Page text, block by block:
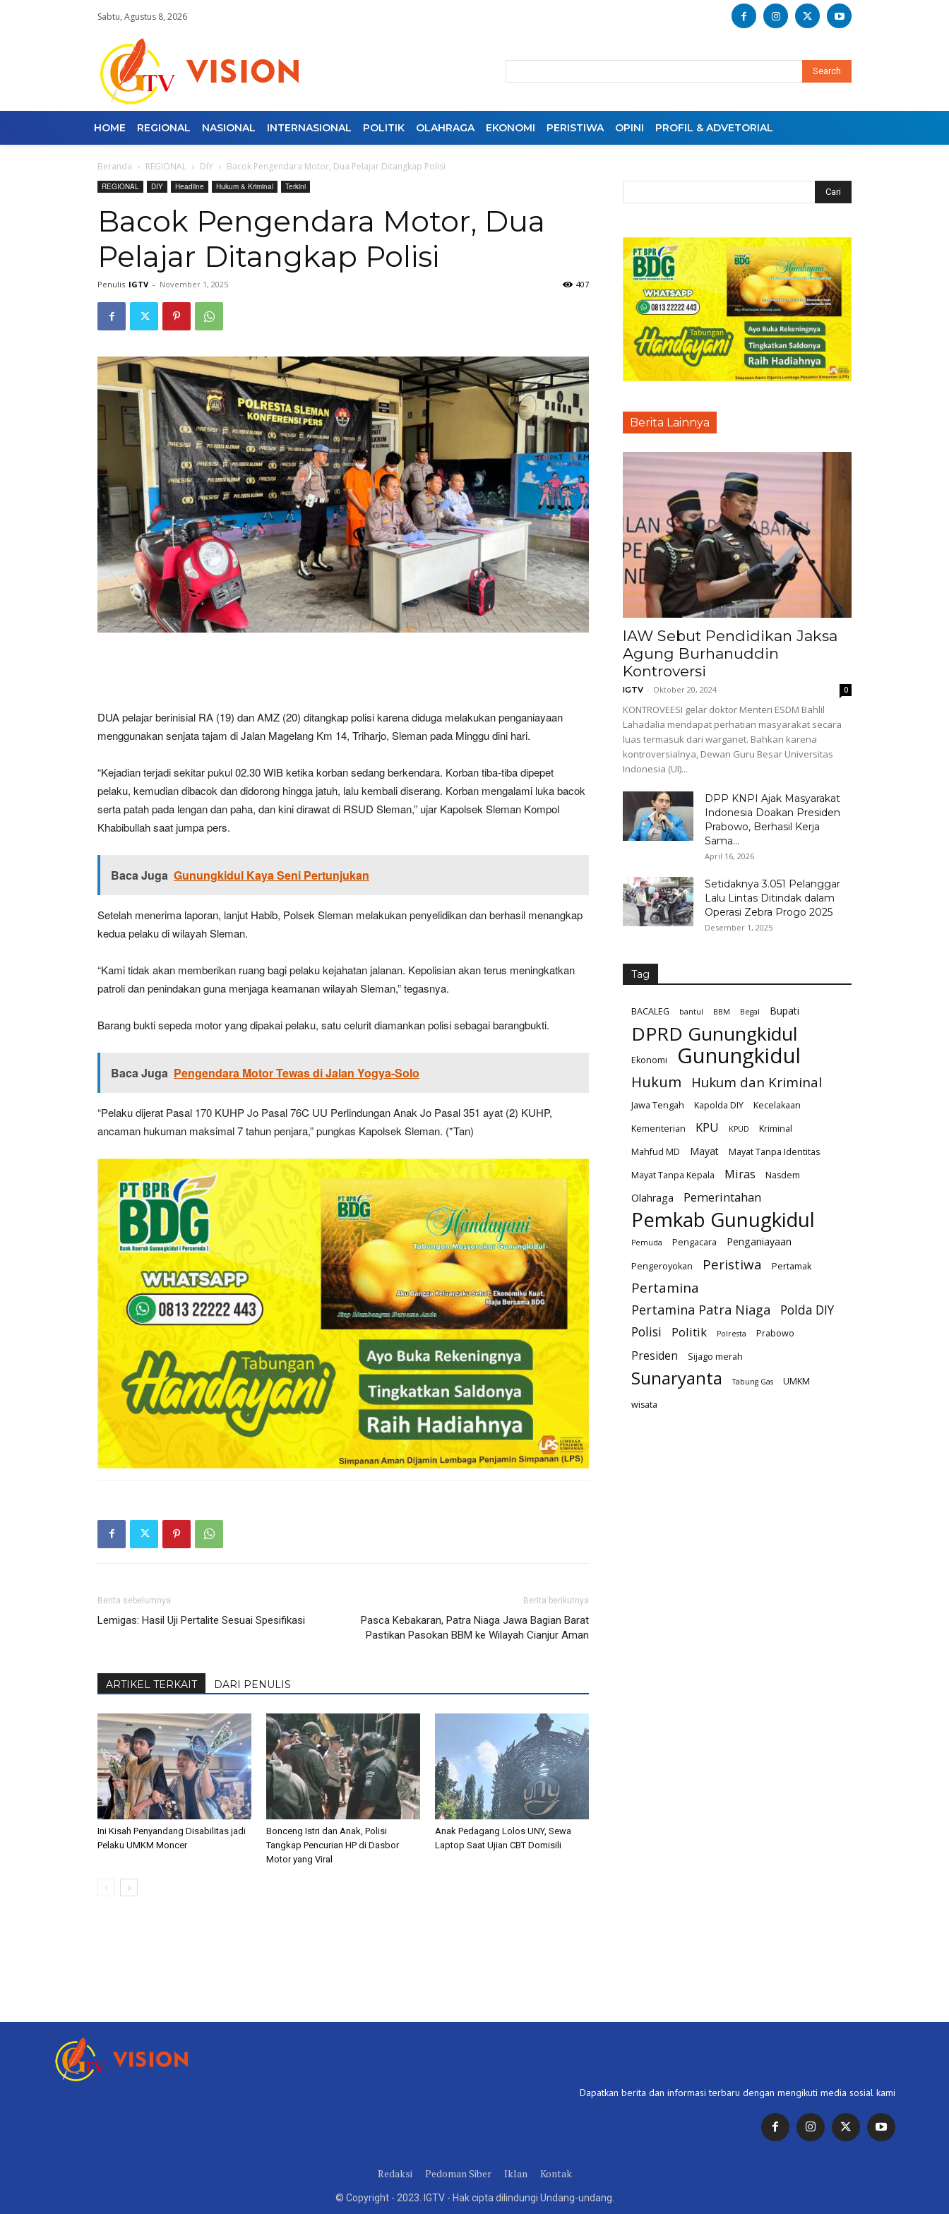
Sabtu, Agustus 8, 2026
Search
HOME REGIONAL NASIONAL INTERNASIONAL POLITIK OLAHRAGA EKONOMI PERISTIWA OPINI PROFIL & ADVETORIAL
Beranda REGIONAL DIY Bacok Pengendara Motor, Dua Pelajar Ditangkap Polisi
REGIONAL DIY Headline Hukum & Kriminal Terkini
Bacok Pengendara Motor, Dua
Pelajar Ditangkap Polisi
Penulis IGTV - November 1, 2025 407
DUA pelajar berinisial RA (19) dan AMZ (20) ditangkap polisi karena diduga melakukan penganiayaan
menggunakan senjata tajam di Jalan Magelang Km 14, Triharjo, Sleman pada Minggu dini hari.
“Kejadian terjadi sekitar pukul 02.30 WIB ketika korban sedang berkendara. Korban tiba-tiba dipepet
pelaku, kemudian dibacok dan didorong hingga jatuh, lalu kembali diserang. Korban mengalami luka bacok
serta patah pada lengan dan paha, dan kini dirawat di RSUD Sleman,” ujar Kapolsek Sleman Kompol
Khabibullah saat jumpa pers.
Baca Juga Gunungkidul Kaya Seni Pertunjukan
Setelah menerima laporan, lanjut Habib, Polsek Sleman melakukan penyelidikan dan berhasil menangkap
kedua pelaku di wilayah Sleman.
“Kami tidak akan memberikan ruang bagi pelaku kejahatan jalanan. Kepolisian akan terus meningkatkan
patroli dan penindakan guna menjaga keamanan wilayah Sleman,” tegasnya.
Barang bukti sepeda motor yang dipakai pelaku, satu celurit diamankan polisi sebagai barangbukti.
Baca Juga Pengendara Motor Tewas di Jalan Yogya-Solo
“Pelaku dijerat Pasal 170 KUHP Jo Pasal 76C UU Perlindungan Anak Jo Pasal 351 ayat (2) KUHP,
ancaman hukuman maksimal 7 tahun penjara,” pungkas Kapolsek Sleman. (*Tan)
Berita sebelumnya
Lemigas: Hasil Uji Pertalite Sesuai Spesifikasi
Berita berikutnya
Pasca Kebakaran, Patra Niaga Jawa Bagian Barat
Pastikan Pasokan BBM ke Wilayah Cianjur Aman
ARTIKEL TERKAIT DARI PENULIS
Ini Kisah Penyandang Disabilitas jadi
Pelaku UMKM Moncer
Bonceng Istri dan Anak, Polisi
Tangkap Pencurian HP di Dasbor
Motor yang Viral
Anak Pedagang Lolos UNY, Sewa
Laptop Saat Ujian CBT Domisili
Berita Lainnya
IAW Sebut Pendidikan Jaksa
Agung Burhanuddin
Kontroversi
IGTV - Oktober 20, 2024 0
KONTROVEESI gelar doktor Menteri ESDM Bahlil
Lahadalia mendapat perhatian masyarakat secara
luas termasuk dari warganet. Bahkan karena
kontroversialnya, Dewan Guru Besar Universitas
Indonesia (UI)...
DPP KNPI Ajak Masyarakat
Indonesia Doakan Presiden
Prabowo, Berhasil Kerja
Sama...
April 16, 2026
Setidaknya 3.051 Pelanggar
Lalu Lintas Ditindak dalam
Operasi Zebra Progo 2025
Desember 1, 2025
Tag
BACALEG bantul BBM Begal Bupati
DPRD Gunungkidul
Ekonomi Gunungkidul
Hukum Hukum dan Kriminal
Jawa Tengah Kapolda DIY
Kecelakaan
Kementerian
KPU KPUD
Kriminal
Mahfud MD
Mayat
Mayat Tanpa Identitas
Mayat Tanpa Kepala
Miras Nasdem
Olahraga Pemerintahan
Pemkab Gunugkidul
Pemuda Pengacara Penganiayaan
Pengeroyokan Peristiwa Pertamak
Pertamina
Pertamina Patra Niaga
Polda DIY
Polisi
Politik Polresta Prabowo
Presiden Sijago merah
Sunaryanta Tabung Gas
UMKM
wisata
Dapatkan berita dan informasi terbaru dengan mengikuti media sosial kami
Redaksi Pedoman Siber Iklan Kontak
© Copyright - 2023. IGTV - Hak cipta dilindungi Undang-undang.